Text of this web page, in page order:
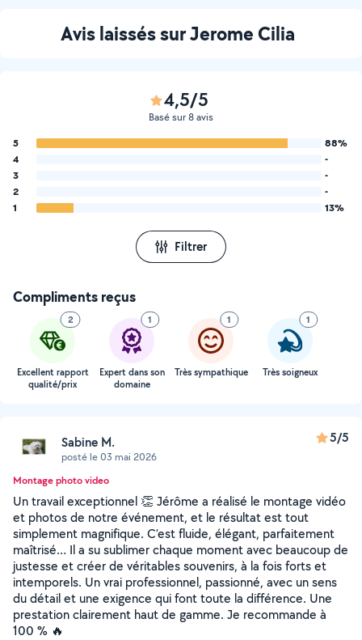
Avis laissés sur Jerome Cilia
4,5/5
Basé sur 8 avis
5
88%
4
-
3
-
2
-
1
13%
Filtrer
Compliments reçus
2
Excellent rapport
qualité/prix
1
Expert dans son
domaine
1
Très sympathique
1
Très soigneux
Sabine M.
posté le 03 mai 2026
5/5
Montage photo video
Un travail exceptionnel 👏 Jérôme a réalisé le montage vidéo
et photos de notre événement, et le résultat est tout
simplement magnifique. C’est fluide, élégant, parfaitement
maîtrisé… Il a su sublimer chaque moment avec beaucoup de
justesse et créer de véritables souvenirs, à la fois forts et
intemporels. Un vrai professionnel, passionné, avec un sens
du détail et une exigence qui font toute la différence. Une
prestation clairement haut de gamme. Je recommande à
100 % 🔥